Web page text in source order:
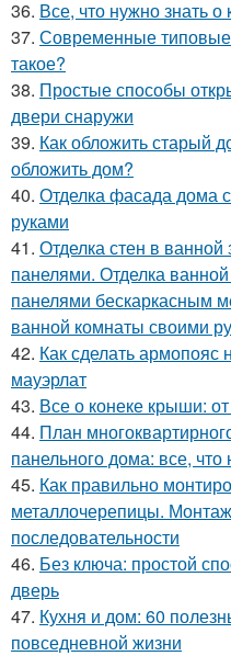
36. Все, что нужно знать
37. Современные типовые
такое?
38. Простые способы
двери снаружи
39. Как обложить старый
обложить дом?
40. Отделка фасада дома
руками
41. Отделка стен в
панелями. Отделка
панелями бескаркасным
ванной комнаты своими
42. Как сделать армопояс
мауэрлат
43. Все о конеке крыши:
44. План
панельного дома: все, что
45. Как правильно
металлочерепицы.
последовательности
46. Без ключа: простой
дверь
47. Кухня и дом: 60
повседневной жизни